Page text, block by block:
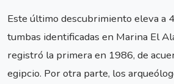
Este último descubrimiento eleva a
tumbas identificadas en Marina El
registró la primera en 1986, de
egipcio. Por otra parte, los